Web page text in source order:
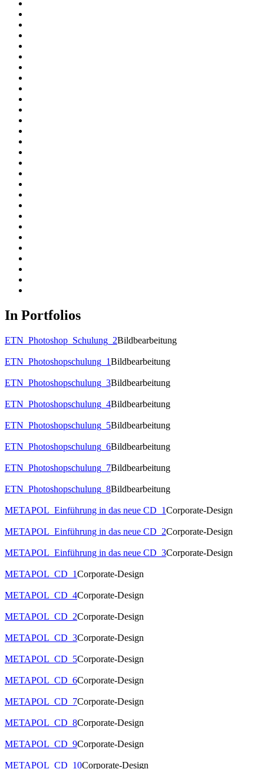
In Portfolios
ETN_Photoshop_Schulung_2Bildbearbeitung
ETN_Photoshopschulung_1Bildbearbeitung
ETN_Photoshopschulung_3Bildbearbeitung
ETN_Photoshopschulung_4Bildbearbeitung
ETN_Photoshopschulung_5Bildbearbeitung
ETN_Photoshopschulung_6Bildbearbeitung
ETN_Photoshopschulung_7Bildbearbeitung
ETN_Photoshopschulung_8Bildbearbeitung
METAPOL_Einführung in das neue CD_1Corporate-Design
METAPOL_Einführung in das neue CD_2Corporate-Design
METAPOL_Einführung in das neue CD_3Corporate-Design
METAPOL_CD_1Corporate-Design
METAPOL_CD_4Corporate-Design
METAPOL_CD_2Corporate-Design
METAPOL_CD_3Corporate-Design
METAPOL_CD_5Corporate-Design
METAPOL_CD_6Corporate-Design
METAPOL_CD_7Corporate-Design
METAPOL_CD_8Corporate-Design
METAPOL_CD_9Corporate-Design
METAPOL_CD_10Corporate-Design